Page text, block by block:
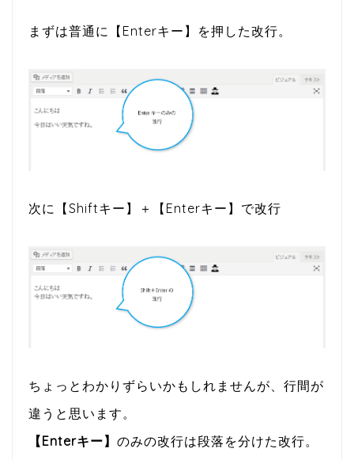
まずは普通に【Enterキー】を押した改行。
次に【Shiftキー】＋【Enterキー】で改行
ちょっとわかりずらいかもしれませんが、行間が
違うと思います。
【Enterキー】 のみの改行は段落を分けた改行。